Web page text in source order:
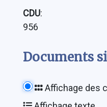
CDU:
956
Documents
Affichage des